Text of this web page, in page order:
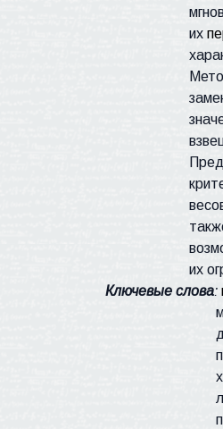
их
их
Ключевые слова: